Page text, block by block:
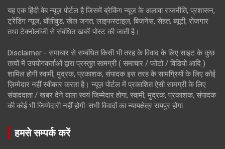
यह एक हिंदी वेब न्यूज़ पोर्टल है जिसमें ब्रेकिंग न्यूज़ के अलावा राजनीति, प्रशासन,
ट्रेंडिंग न्यूज, बॉलीवुड, खेल जगत, लाइफस्टाइल, बिजनेस, सेहत, ब्यूटी, रोजगार
तथा टेक्नोलॉजी से संबंधित खबरें पोस्ट की जाती है।
Disclaimer - समाचार से सम्बंधित किसी भी तरह के विवाद के लिए साइट के कुछ
तत्वों में उपयोगकर्ताओं द्वारा प्रस्तुत सामग्री ( समाचार / फोटो / विडियो आदि )
शामिल होगी स्वामी, मुद्रक, प्रकाशक, संपादक इस तरह के सामग्रियों के लिए कोई
ज़िम्मेदार नहीं स्वीकार करता है। न्यूज़ पोर्टल में प्रकाशित ऐसी सामग्री के लिए
संवाददाता / खबर देने वाला स्वयं जिम्मेदार होगा, स्वामी, मुद्रक, प्रकाशक, संपादक
की कोई भी जिम्मेदारी नहीं होगी. सभी विवादों का न्यायक्षेत्र रायपुर होगा
हमसे सम्पर्क करें